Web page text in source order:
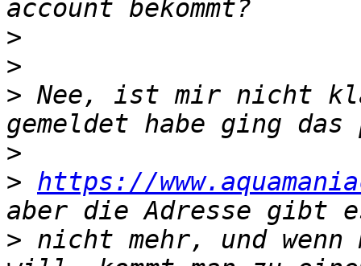
>
>
> Nee, ist mir nicht
>
> https://
> nicht mehr, und wenn